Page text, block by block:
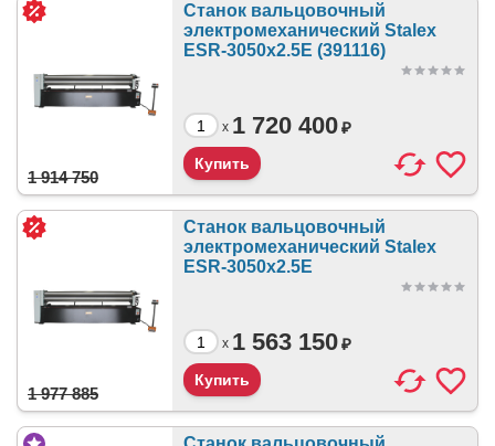
Станок вальцовочный
электромеханический Stalex
ESR-3050x2.5E (391116)
x
1 914 750
1 720 400₽
Станок вальцовочный
электромеханический Stalex
ESR-3050x2.5E
x
1 977 885
1 563 150₽